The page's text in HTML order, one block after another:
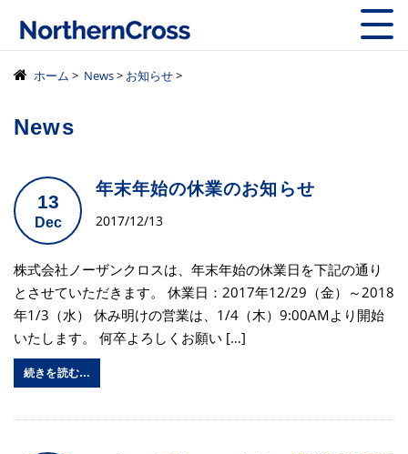
株式会社ノーザン
ホーム > News> お知らせ>
News
13
Dec
年末年始の休業のお知らせ
2017/12/13
株式会社ノーザンクロスは、年末年始の休業日を下記の通り
とさせていただきます。 休業日：2017年12/29（金）～2018
年1/3（水） 休み明けの営業は、1/4（木）9:00AMより開始
いたします。 何卒よろしくお願い […]
続きを読む…